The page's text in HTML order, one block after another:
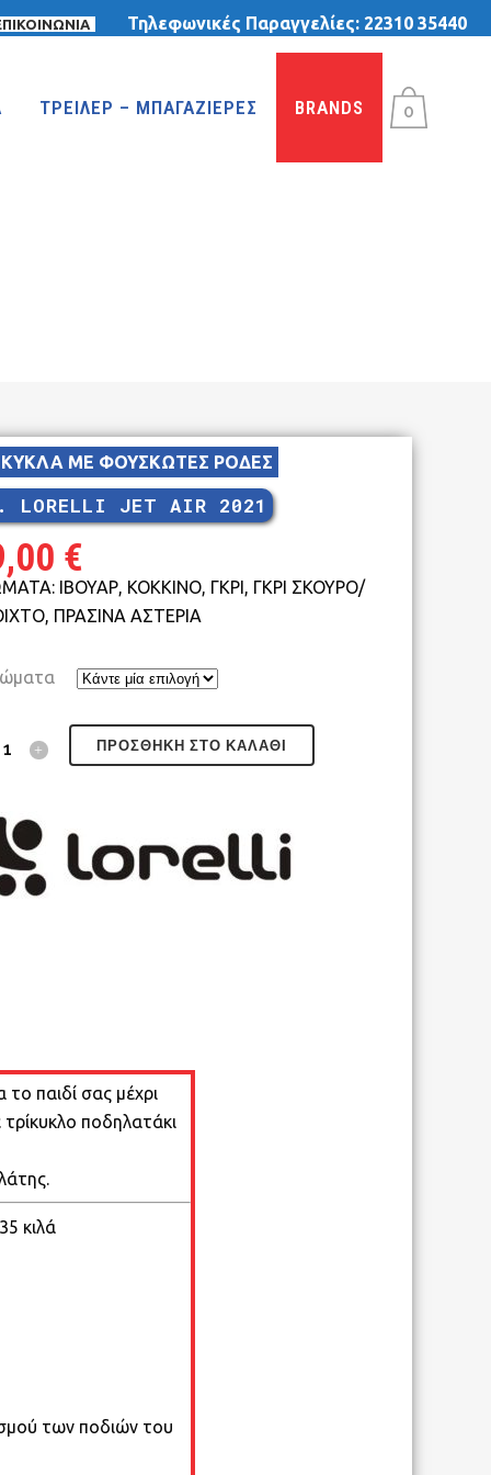
Τηλεφωνικές Παραγγελίες: 22310 35440
0
MTB 29″ DISC
MTB 29″ V-BRAKE
ROAD CARBON
ROAD
CYCLOCROSS
ΤΡΕΙΛΕΡ – ΜΠΑΓΑΖΙΕΡΕΣ BRANDS
ΜΕ ΦΟΥΣΚΩΤΕΣ ΡΟΔΕΣ
LORELLI JET AIR 2021
€
ΙΒΟΥΑΡ, ΚΟΚΚΙΝΟ, ΓΚΡΙ, ΓΚΡΙ ΣΚΟΥΡΟ/
ΠΡΑΣΙΝΑ ΑΣΤΕΡΙΑ
ΠΡΟΣΘΉΚΗ ΣΤΟ ΚΑΛΆΘΙ
παιδί σας μέχρι
ποδηλατάκι
κιλά
των ποδιών του